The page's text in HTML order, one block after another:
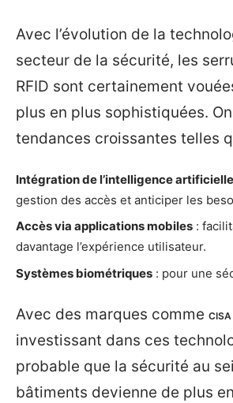
Avec l’évolution de la
secteur de la sécurité, les
RFID sont certainement
plus en plus sophistiquées.
tendances croissantes telles
Intégration de l’intelligence artificielle
gestion des accès et anticiper les
Accès via applications mobiles :
davantage l’expérience utilisateur.
Systèmes biométriques : pour une
Avec des marques comme CISA
investissant dans ces
probable que la sécurité au
bâtiments devienne de plus